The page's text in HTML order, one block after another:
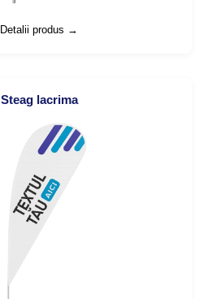
Detalii produs →
Steag lacrima